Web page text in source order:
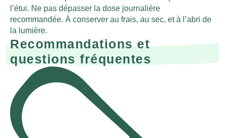
l’étui. Ne pas dépasser la dose journalière
recommandée. À conserver au frais, au sec, et à l’abri de
la lumière.
Recommandations et
questions fréquentes